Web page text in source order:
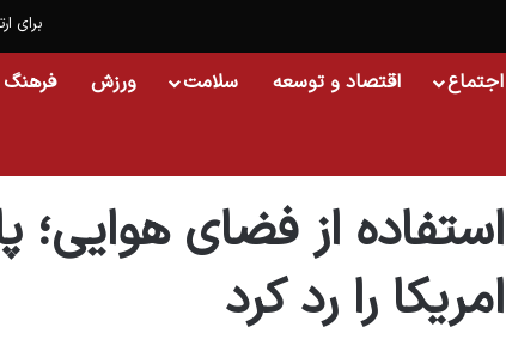
برای
اجتماع اقتصاد و توسعه سلامت ورزش فرهنگ
استفاده از فضای هوایی؛
امریکا را رد کرد